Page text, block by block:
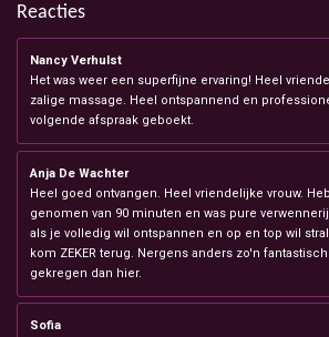
Reacties
Nancy Verhulst
Het was weer een superfijne ervaring! Heel
zalige massage. Heel ontspannend en
volgende afspraak geboekt.
Anja De Wachter
Heel goed ontvangen. Heel vriendelijke vrouw.
genomen van 90 minuten en was pure
als je volledig wil ontspannen en op en top wil
kom ZEKER terug. Nergens anders zo'n
gekregen dan hier.
Sofia